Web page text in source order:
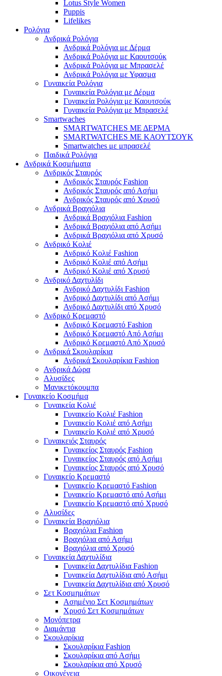
Lotus Style Women
Puppis
Lifelikes
Ρολόγια
Ανδρικά Ρολόγια
Ανδρικά Ρολόγια με Δέρμα
Ανδρικά Ρολόγια με Καουτσούκ
Ανδρικά Ρολόγια με Μπρασελέ
Ανδρικά Ρολόγια με Υφασμα
Γυναικεία Ρολόγια
Γυναικεία Ρολόγια με Δέρμα
Γυναικεία Ρολόγια με Καουτσούκ
Γυναικεία Ρολόγια με Μπρασελέ
Smartwaches
SMARTWATCHES ΜΕ ΔΕΡΜΑ
SMARTWATCHES ΜΕ ΚΑΟΥΤΣΟΥΚ
Smartwatches με μπρασελέ
Παιδικά Ρολόγια
Ανδρικά Κοσμήματα
Ανδρικός Σταυρός
Ανδρικός Σταυρός Fashion
Ανδρικός Σταυρός από Ασήμι
Ανδρικός Σταυρός από Χρυσό
Ανδρικά Βραχιόλια
Ανδρικά Βραχιόλια Fashion
Ανδρικά Βραχιόλια από Ασήμι
Ανδρικά Βραχιόλια από Χρυσό
Ανδρικό Κολιέ
Ανδρικό Κολιέ Fashion
Ανδρικό Κολιέ από Ασήμι
Ανδρικό Κολιέ από Χρυσό
Ανδρικό Δαχτυλίδι
Ανδρικό Δαχτυλίδι Fashion
Ανδρικό Δαχτυλίδι από Ασήμι
Ανδρικό Δαχτυλίδι από Χρυσό
Ανδρικό Κρεμαστό
Ανδρικό Κρεμαστό Fashion
Ανδρικό Κρεμαστό Από Ασήμι
Ανδρικό Κρεμαστό Από Χρυσό
Ανδρικά Σκουλαρίκια
Ανδρικά Σκουλαρίκια Fashion
Ανδρικά Δώρα
Αλυσίδες
Μανικετόκουμπα
Γυναικείο Κοσμήμα
Γυναικεία Κολιέ
Γυναικείο Κολιέ Fashion
Γυναικείο Κολιέ από Ασήμι
Γυναικείο Κολιέ από Χρυσό
Γυναικειός Σταυρός
Γυναικείος Σταυρός Fashion
Γυναικείος Σταυρός από Ασήμι
Γυναικείος Σταυρός από Χρυσό
Γυναικείο Κρεμαστό
Γυναικείο Κρεμαστό Fashion
Γυναικείο Κρεμαστό από Ασήμι
Γυναικείο Κρεμαστό από Χρυσό
Αλυσίδες
Γυναικεία Βραχιόλια
Βραχιόλια Fashion
Βραχιόλια από Ασήμι
Βραχιόλια από Χρυσό
Γυναικεία Δαχτυλίδια
Γυναικεία Δαχτυλίδια Fashion
Γυναικεία Δαχτυλίδια από Ασήμι
Γυναικεία Δαχτυλίδια από Χρυσό
Σετ Κοσμημάτων
Ασημένιο Σετ Κοσμημάτων
Χρυσό Σετ Κοσμημάτων
Μονόπετρα
Διαμάντια
Σκουλαρίκια
Σκουλαρίκια Fashion
Σκουλαρίκια από Ασήμι
Σκουλαρίκια από Χρυσό
Οικογένεια